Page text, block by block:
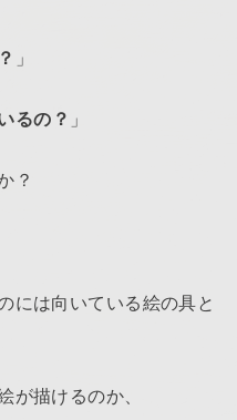
」
るの？ 」
？
には向いている絵の具と
が描けるのか、